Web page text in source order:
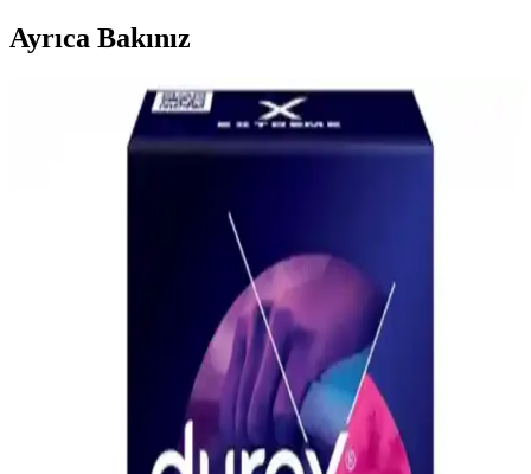
Ayrıca Bakınız
Okey Klasik Vanilya Aromalı Kayganlaştırıcı
Prezervatif 20'li Güvenli ve Konforlu Kullanım
bir arada sunar. Kayganlaştırıcı ve doğal lateks malzemesiyle rahat
kullanım sağlar, mahremiyet ön plandadır.
Durex Ultra Paketi 60'lı Prezervatifler Güvenlik ve
Konfor Sunan Çeşitli Modellerle Farklı Deneyimler
Durex Ultra Paketi, 60 prezervatif içerir ve farklı dokularla çeşitli
deneyimler sunar. Güvenlik, konfor ve yüksek kullanıcı
memnuniyeti ile öne çıkar, cinsel sağlığı destekler.
Okey Zirve 40'lı Prezervatif Avantaj Paketi: Güvenli
ve Konforlu Koruma Çözümü